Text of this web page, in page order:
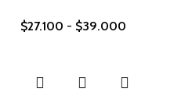
$27.100 - $39.000